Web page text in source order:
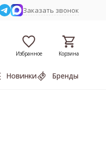
Заказать звонок
Избранное Корзина
Новинки Бренды